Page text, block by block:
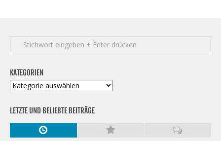
KATEGORIEN
Kategorien
LETZTE UND BELIEBTE BEITRÄGE